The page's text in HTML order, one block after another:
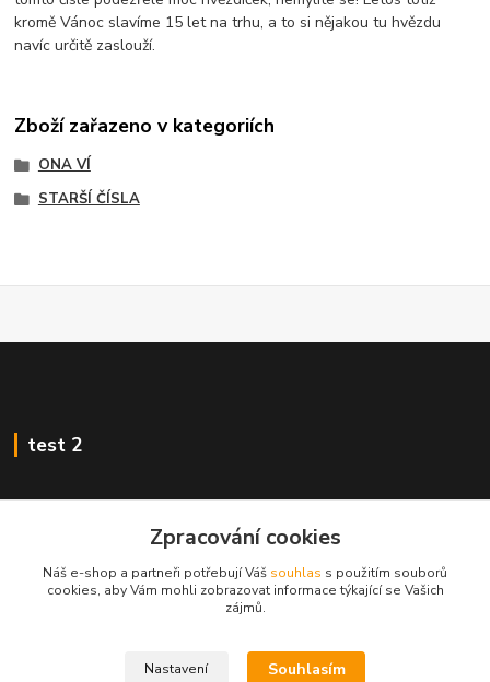
kromě Vánoc slavíme 15 let na trhu, a to si nějakou tu hvězdu
navíc určitě zaslouží.
Zboží zařazeno v kategoriích
ONA VÍ
STARŠÍ ČÍSLA
test 2
Kontakty
Zákaznická podpora
Zpracování cookies
Náš e-shop a partneři potřebují Váš souhlas s použitím souborů
cookies, aby Vám mohli zobrazovat informace týkající se Vašich
zájmů.
Nastavení Souhlasím